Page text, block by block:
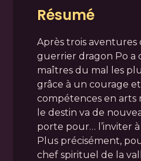
Résumé
Après trois aventures
guerrier dragon Po a
maîtres du mal les
grâce à un courage
compétences en arts
le destin va de
porte pour… l’inviter
Plus précisément,
chef spirituel de la